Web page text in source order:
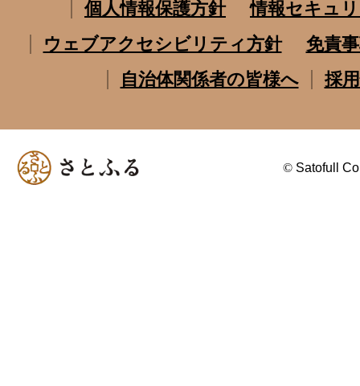
個人情報保護方針
情報セキュ
ウェブアクセシビリティ方針
免責
自治体関係者の皆様へ
採
© Satofull